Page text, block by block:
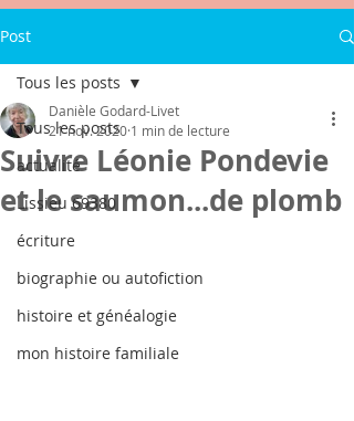
Post
Tous les posts
actualité
Lissieu 69380
écriture
biographie ou autofiction
histoire et généalogie
mon histoire familiale
Tous les posts
Suivre Léonie Pondevie
et le saumon...de plomb
Danièle Godard-Livet
21 nov. 2020 1 min de lecture